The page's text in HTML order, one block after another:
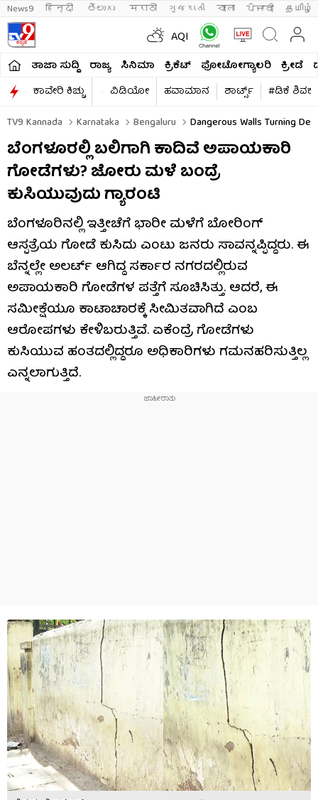
News9 हिन्दी తెలుగు मराठी ગુજરાતી বাংলা ਪੰਜਾਬੀ தமிழ்
AQI
ತಾಜಾ ಸುದ್ದಿ ರಾಜ್ಯ ಸಿನಿಮಾ ಕ್ರಿಕೆಟ್​ ಫೋಟೋಗ್ಯಾಲರಿ ಕ್ರೀಡೆ
ಕಾವೇರಿ ಕಿಚ್ಚು
ವಿಡಿಯೋ ಹವಾಮಾನ ಶಾರ್ಟ್ಸ್​
#ಡಿಕೆ
TV9 Kannada
Karnataka Bengaluru Dangerous Walls Turning
ಬೆಂಗಳೂರಲ್ಲಿ ಬಲಿಗಾಗಿ ಕಾದಿವೆ ಅಪಾಯಕಾರಿ
ಗೋಡೆಗಳು? ಜೋರು ಮಳೆ ಬಂದ್ರೆ
ಕುಸಿಯುವುದು ಗ್ಯಾರಂಟಿ
ಬೆಂಗಳೂರಿನಲ್ಲಿ ಇತ್ತೀಚೆಗೆ ಭಾರೀ ಮಳೆಗೆ ಬೋರಿಂಗ್
ಆಸ್ಪತ್ರೆಯ ಗೋಡೆ ಕುಸಿದು ಎಂಟು ಜನರು ಸಾವನ್ನಪ್ಪಿದ್ದರು. ಈ
ಬೆನ್ನಲ್ಲೇ ಅಲರ್ಟ್ ಆಗಿದ್ದ ಸರ್ಕಾರ ನಗರದಲ್ಲಿರುವ
ಅಪಾಯಕಾರಿ ಗೋಡೆಗಳ ಪತ್ತೆಗೆ ಸೂಚಿಸಿತ್ತು. ಆದರೆ, ಈ
ಸಮೀಕ್ಷೆಯೂ ಕಾಟಾಚಾರಕ್ಕೆ ಸೀಮಿತವಾಗಿದೆ ಎಂಬ
ಆರೋಪಗಳು ಕೇಳಿಬರುತ್ತಿವೆ. ಏಕೆಂದ್ರೆ ಗೋಡೆಗಳು
ಕುಸಿಯುವ ಹಂತದಲ್ಲಿದ್ದರೂ ಅಧಿಕಾರಿಗಳು ಗಮನಹರಿಸುತ್ತಿಲ್ಲ
ಎನ್ನಲಾಗುತ್ತಿದೆ.